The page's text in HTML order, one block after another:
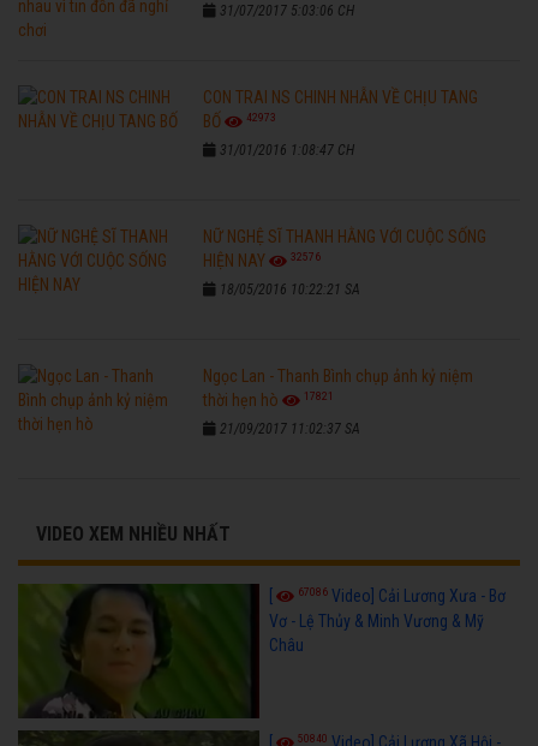
31/07/2017 5:03:06 CH
CON TRAI NS CHINH NHẪN VỀ CHỊU TANG
BỐ
42973
31/01/2016 1:08:47 CH
NỮ NGHỆ SĨ THANH HẰNG VỚI CUỘC SỐNG
HIỆN NAY
32576
18/05/2016 10:22:21 SA
Ngọc Lan - Thanh Bình chụp ảnh kỷ niệm
thời hẹn hò
17821
21/09/2017 11:02:37 SA
VIDEO XEM NHIỀU NHẤT
[ 67086 Video] Cải Lương Xưa - Bơ
Vơ - Lệ Thủy & Minh Vương & Mỹ
Châu
50840